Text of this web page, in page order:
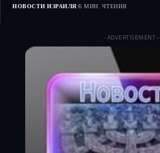
НОВОСТИ ИЗРАИЛЯ 6 МИН. ЧТЕНИЯ
- ADVERTISEMENT -